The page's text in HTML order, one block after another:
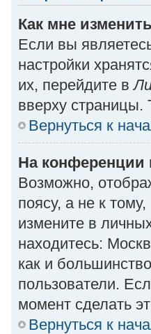
Как мне
Если вы
настройки
их, перейдите в
вверху страницы.
Вернуться к
На конференции
Возможно,
поясу, а не к
измените в
находитесь:
как и
пользователи.
момент сделать
Вернуться к